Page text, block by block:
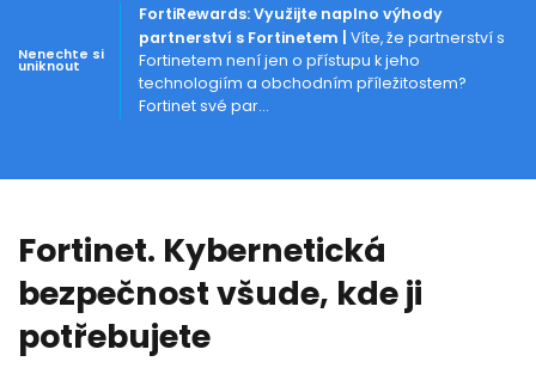
Nenechte si
uniknout
FortiRewards: Využijte naplno výhody
partnerství s Fortinetem | Víte, že partnerství s
Fortinetem není jen o přístupu k jeho
technologiím a obchodním příležitostem?
Fortinet své par...
Fortinet. Kybernetická
bezpečnost všude, kde ji
potřebujete